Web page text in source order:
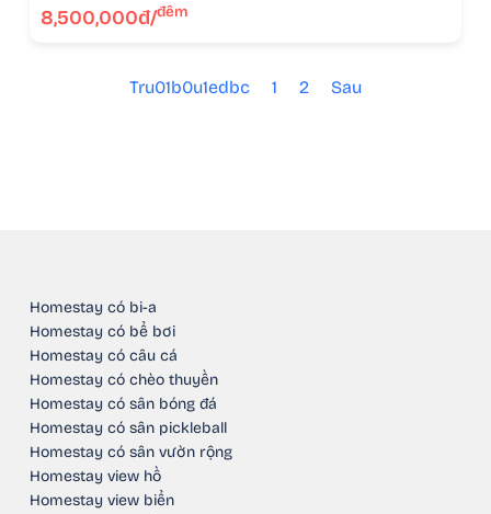
8,500,000đ/đêm
Tru01b0u1edbc 1 2 Sau
Homestay có bi-a
Homestay có bể bơi
Homestay có câu cá
Homestay có chèo thuyền
Homestay có sân bóng đá
Homestay có sân pickleball
Homestay có sân vườn rộng
Homestay view hồ
Homestay view biển